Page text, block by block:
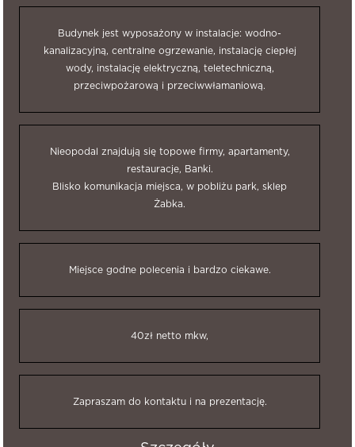
Budynek jest wyposażony w instalacje: wodno-
kanalizacyjną, centralne ogrzewanie, instalację ciepłej
wody, instalację elektryczną, teletechniczną,
przeciwpożarową i przeciwwłamaniową.
Nieopodal znajdują się topowe firmy, apartamenty,
restauracje, Banki.
Blisko komunikacja miejsca, w pobliżu park, sklep
Żabka.
Miejsce godne polecenia i bardzo ciekawe.
40zł netto mkw,
Zapraszam do kontaktu i na prezentację.